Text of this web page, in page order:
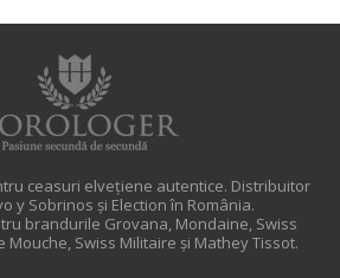
ceasuri elveţiene autentice. Distribuitor
y Sobrinos și Election în România.
brandurile Grovana, Mondaine, Swiss
Mouche, Swiss Militaire și Mathey Tissot.